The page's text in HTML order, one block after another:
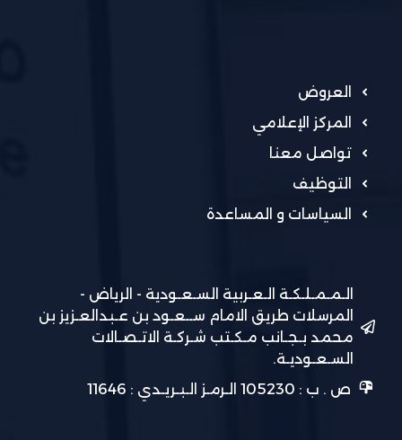
العروض
المركز الإعلامي
تواصل معنا
التوظيف
السياسات و المساعدة
الـمـمـلـكـة الـعـربية السـعـودية - الرياض -
المرسلات طريق الامام ســعـود بن عـبدالعـزيز بن
محمد بـجـانب مـكـتب شـركـة الاتـصـالات
السـعـوديـة.
ص . ب : 105230 الـرمـز الـبـريـدي : 11646